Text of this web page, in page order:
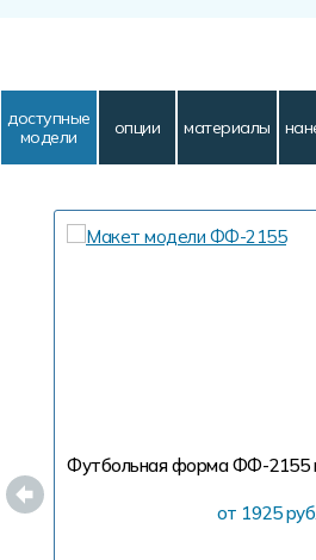
доступные
модели
опции материалы
Футбольная форма ФФ-2155
от 1925